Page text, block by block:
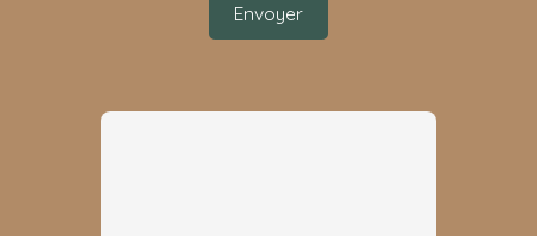
Envoyer